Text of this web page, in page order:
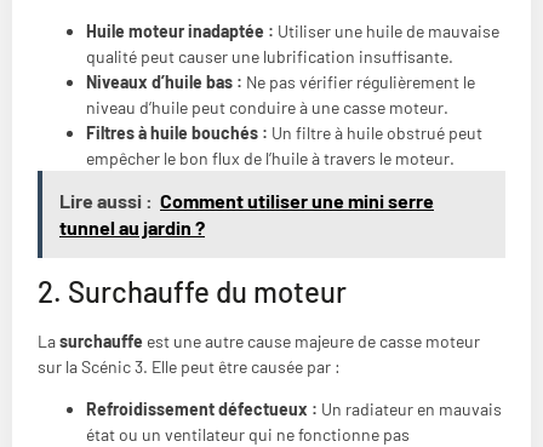
Huile moteur inadaptée : Utiliser une huile de mauvaise
qualité peut causer une lubrification insuffisante.
Niveaux d’huile bas : Ne pas vérifier régulièrement le
niveau d’huile peut conduire à une casse moteur.
Filtres à huile bouchés : Un filtre à huile obstrué peut
empêcher le bon flux de l’huile à travers le moteur.
Lire aussi : Comment utiliser une mini serre
tunnel au jardin ?
2. Surchauffe du moteur
Lasurchauffe est une autre cause majeure de casse moteur
sur la Scénic 3. Elle peut être causée par :
Refroidissement défectueux : Un radiateur en mauvais
état ou un ventilateur qui ne fonctionne pas